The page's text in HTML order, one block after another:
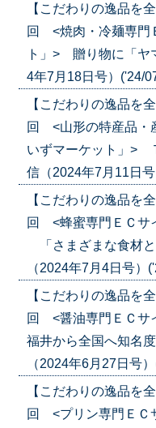
【こだわりの逸品を
回 <焼肉・冷麺専門
ト」> 贈り物に「ヤ
4年7月18日号）('24/
【こだわりの逸品を
回 <山形の特産品・
いずマーケット」>
信（2024年7月11日
【こだわりの逸品を
回 <蜂蜜専門ＥＣサ
「さまざまな食材
（2024年7月4日号）
【こだわりの逸品を
回 <醤油専門ＥＣサ
福井から全国へ知名
（2024年6月27日号
【こだわりの逸品を
回 <プリン専門ＥＣ